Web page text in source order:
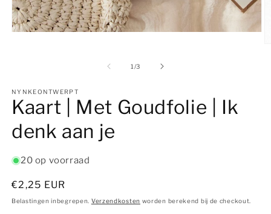
1 /van
3
NYNKEONTWERPT
Kaart | Met Goudfolie | Ik
denk aan je
20 op voorraad
Normale
prijs
€2,25 EUR
Belastingen inbegrepen. Verzendkosten worden berekend bij de checkout.